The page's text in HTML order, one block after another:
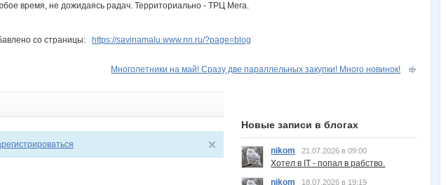
время, не дожидаясь радач. Территориально - ТРЦ Мега.
со страницы: https://savinamalu.www.nn.ru/?page=blog
Многолетники на май! Сразу две параллельных закупки! Много новинок!
Новые записи в блогах
nikom 21.07.2026 в 09:00
Хотел в IT - попал в рабство.
nikom
18.07.2026 в 19:19